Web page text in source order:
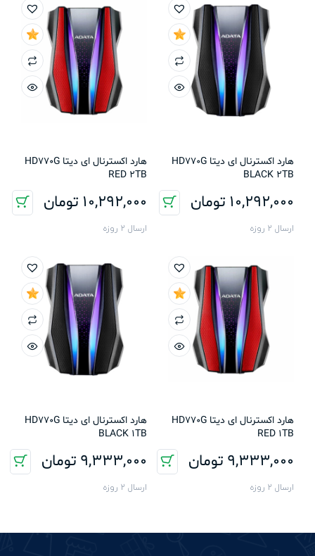
هارد اکسترنال ای دیتا HD770G
BLACK 2TB
10,292,000 تومان
ارسال 2 روزه
هارد اکسترنال ای دیتا HD770G
RED 2TB
10,292,000 تومان
ارسال 2 روزه
هارد اکسترنال ای دیتا HD770G
RED 1TB
9,333,000 تومان
ارسال 2 روزه
هارد اکسترنال ای دیتا HD770G
BLACK 1TB
9,333,000 تومان
ارسال 2 روزه